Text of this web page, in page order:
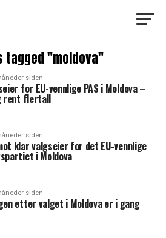
tagged "moldova"
siden
for EU-vennlige PAS i Moldova –
rent flertall
siden
klar valgseier for det EU-vennlige
i Moldova
siden
etter valget i Moldova er i gang